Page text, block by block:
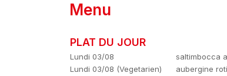
Menu
PLAT DU JOUR
Lundi 03/08
saltimbocca
Lundi 03/08 (Vegetarien)
aubergine